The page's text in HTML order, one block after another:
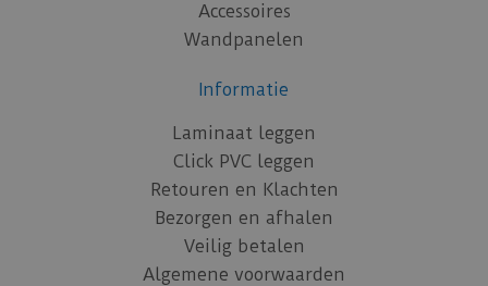
Accessoires
Wandpanelen
Informatie
Laminaat leggen
Click PVC leggen
Retouren en Klachten
Bezorgen en afhalen
Veilig betalen
Algemene voorwaarden